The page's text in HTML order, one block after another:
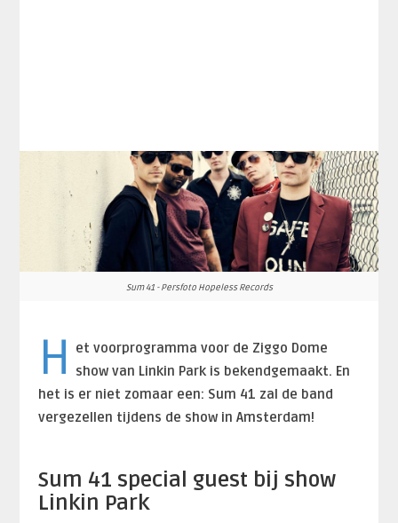
Sum 41 - Persfoto Hopeless Records
H
et voorprogramma voor de Ziggo Dome
show van Linkin Park is bekendgemaakt. En
het is er niet zomaar een: Sum 41 zal de band
vergezellen tijdens de show in Amsterdam!
Sum 41 special guest bij show
Linkin Park